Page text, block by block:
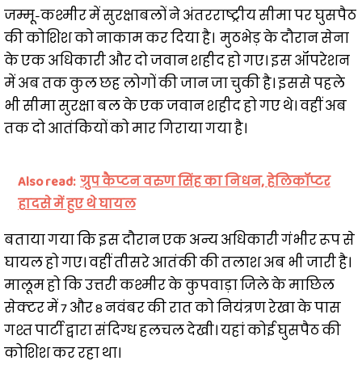
जम्मू-कश्मीर में सुरक्षाबलों ने अंतरराष्ट्रीय सीमा पर घुसपैठ
की कोशिश को नाकाम कर दिया है। मुठभेड़ के दौरान सेना
के एक अधिकारी और दो जवान शहीद हो गए। इस ऑपरेशन
में अब तक कुल छह लोगों की जान जा चुकी है। इससे पहले
भी सीमा सुरक्षा बल के एक जवान शहीद हो गए थे। वहीं अब
तक दो आतंकियों को मार गिराया गया है।
Also read: ग्रुप कैप्टन वरुण सिंह का निधन, हेलिकॉप्टर
हादसे में हुए थे घायल
बताया गया कि इस दौरान एक अन्य अधिकारी गंभीर रूप से
घायल हो गए। वहीं तीसरे आतंकी की तलाश अब भी जारी है।
मालूम हो कि उत्तरी कश्मीर के कुपवाड़ा जिले के माछिल
सेक्टर में 7 और 8 नवंबर की रात को नियंत्रण रेखा के पास
गश्त पार्टी द्वारा संदिग्ध हलचल देखी। यहां कोई घुसपैठ की
कोशिश कर रहा था।